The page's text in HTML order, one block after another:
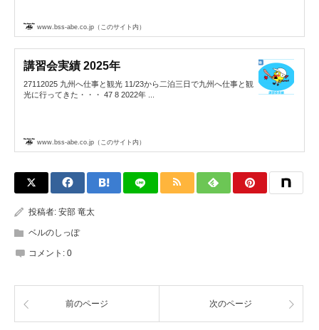
www.bss-abe.co.jp（このサイト内）
講習会実績 2025年
27112025 九州へ仕事と観光 11/23から二泊三日で九州へ仕事と観
光に行ってきた・・・ 47 8 2022年 ...
www.bss-abe.co.jp（このサイト内）
投稿者: 安部 竜太
ベルのしっぽ
コメント: 0
前のページ 次のページ